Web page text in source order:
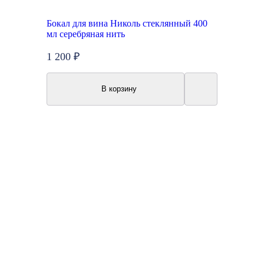
Бокал для вина Николь стеклянный 400
мл серебряная нить
1 200 ₽
В корзину